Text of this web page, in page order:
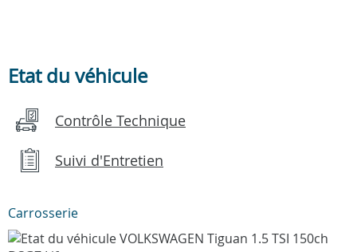
Etat du véhicule
Contrôle Technique
Suivi d'Entretien
Carrosserie